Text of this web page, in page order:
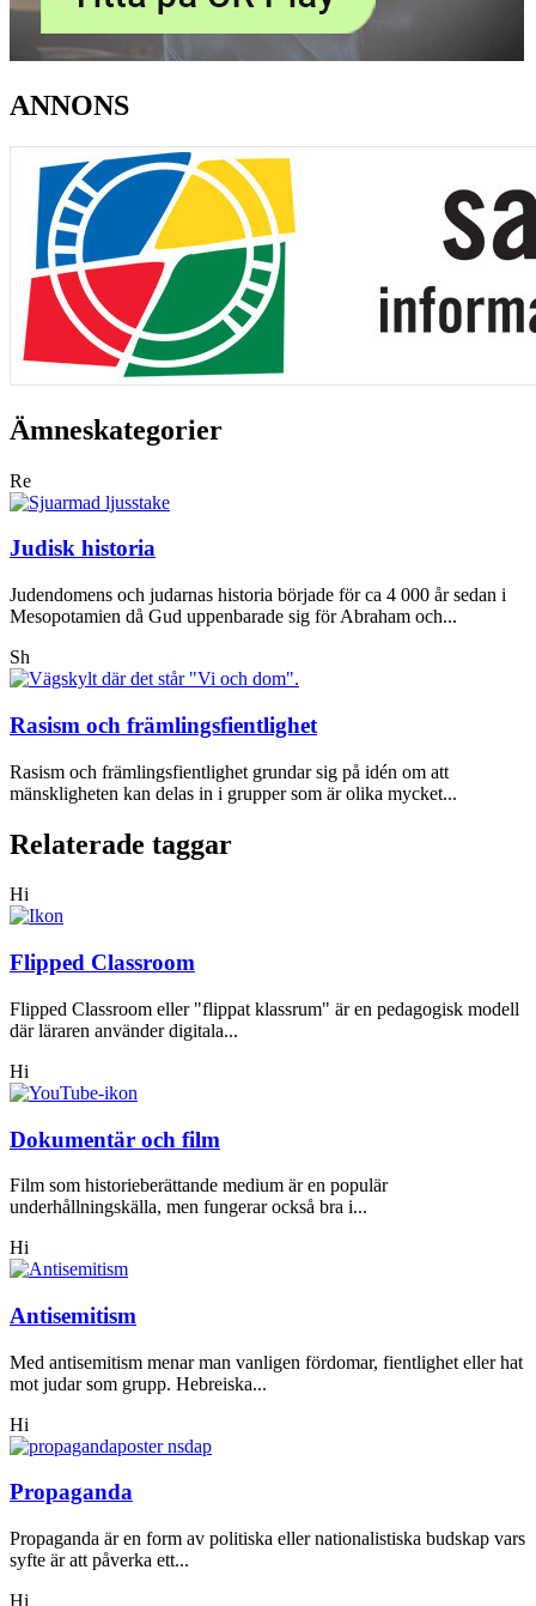
ANNONS
Ämneskategorier
Re
Judisk historia
Judendomens och judarnas historia började för ca 4 000 år sedan i
Mesopotamien då Gud uppenbarade sig för Abraham och...
Sh
Rasism och främlingsfientlighet
Rasism och främlingsfientlighet grundar sig på idén om att
mänskligheten kan delas in i grupper som är olika mycket...
Relaterade taggar
Hi
Flipped Classroom
Flipped Classroom eller "flippat klassrum" är en pedagogisk modell
där läraren använder digitala...
Hi
Dokumentär och film
Film som historieberättande medium är en populär
underhållningskälla, men fungerar också bra i...
Hi
Antisemitism
Med antisemitism menar man vanligen fördomar, fientlighet eller hat
mot judar som grupp. Hebreiska...
Hi
Propaganda
Propaganda är en form av politiska eller nationalistiska budskap vars
syfte är att påverka ett...
Hi